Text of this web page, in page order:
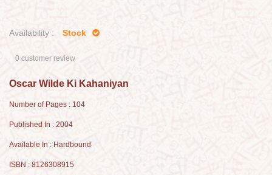
Availability : Stock
0 customer review
Oscar Wilde Ki Kahaniyan
Number of Pages : 104
Published In : 2004
Available In : Hardbound
ISBN : 8126308915